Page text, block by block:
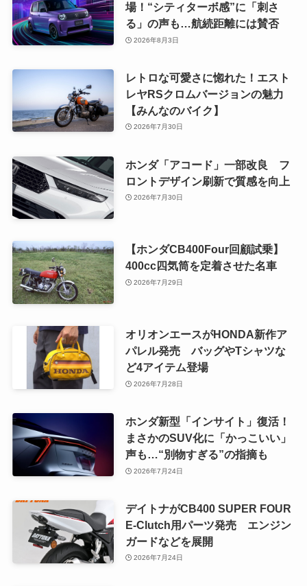
場！“シティターボ感”に「刺さ
る」の声も…航続距離には賛否
2026年8月3日
レトロな可愛さに惚れた！エスト
レヤRSクロムバージョンの魅力
【みんなのバイク】
2026年7月30日
ホンダ「アコード」一部改良 フ
ロントデザイン刷新で質感を向上
2026年7月30日
【ホンダCB400Four回顧試乗】
400cc四気筒を定着させた名車
2026年7月29日
オリオンエースがHONDA新作ア
パレル発売 バッグやTシャツな
ど4アイテム登場
2026年7月28日
ホンダ新型「インサイト」復活！
まさかのSUV化に「かっこいい」
声も…“別物すぎる”の指摘も
2026年7月24日
デイトナがCB400 SUPER FOUR
E-Clutch用パーツ発売 エンジン
ガードなどを展開
2026年7月24日